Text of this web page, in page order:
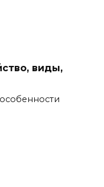
виды,